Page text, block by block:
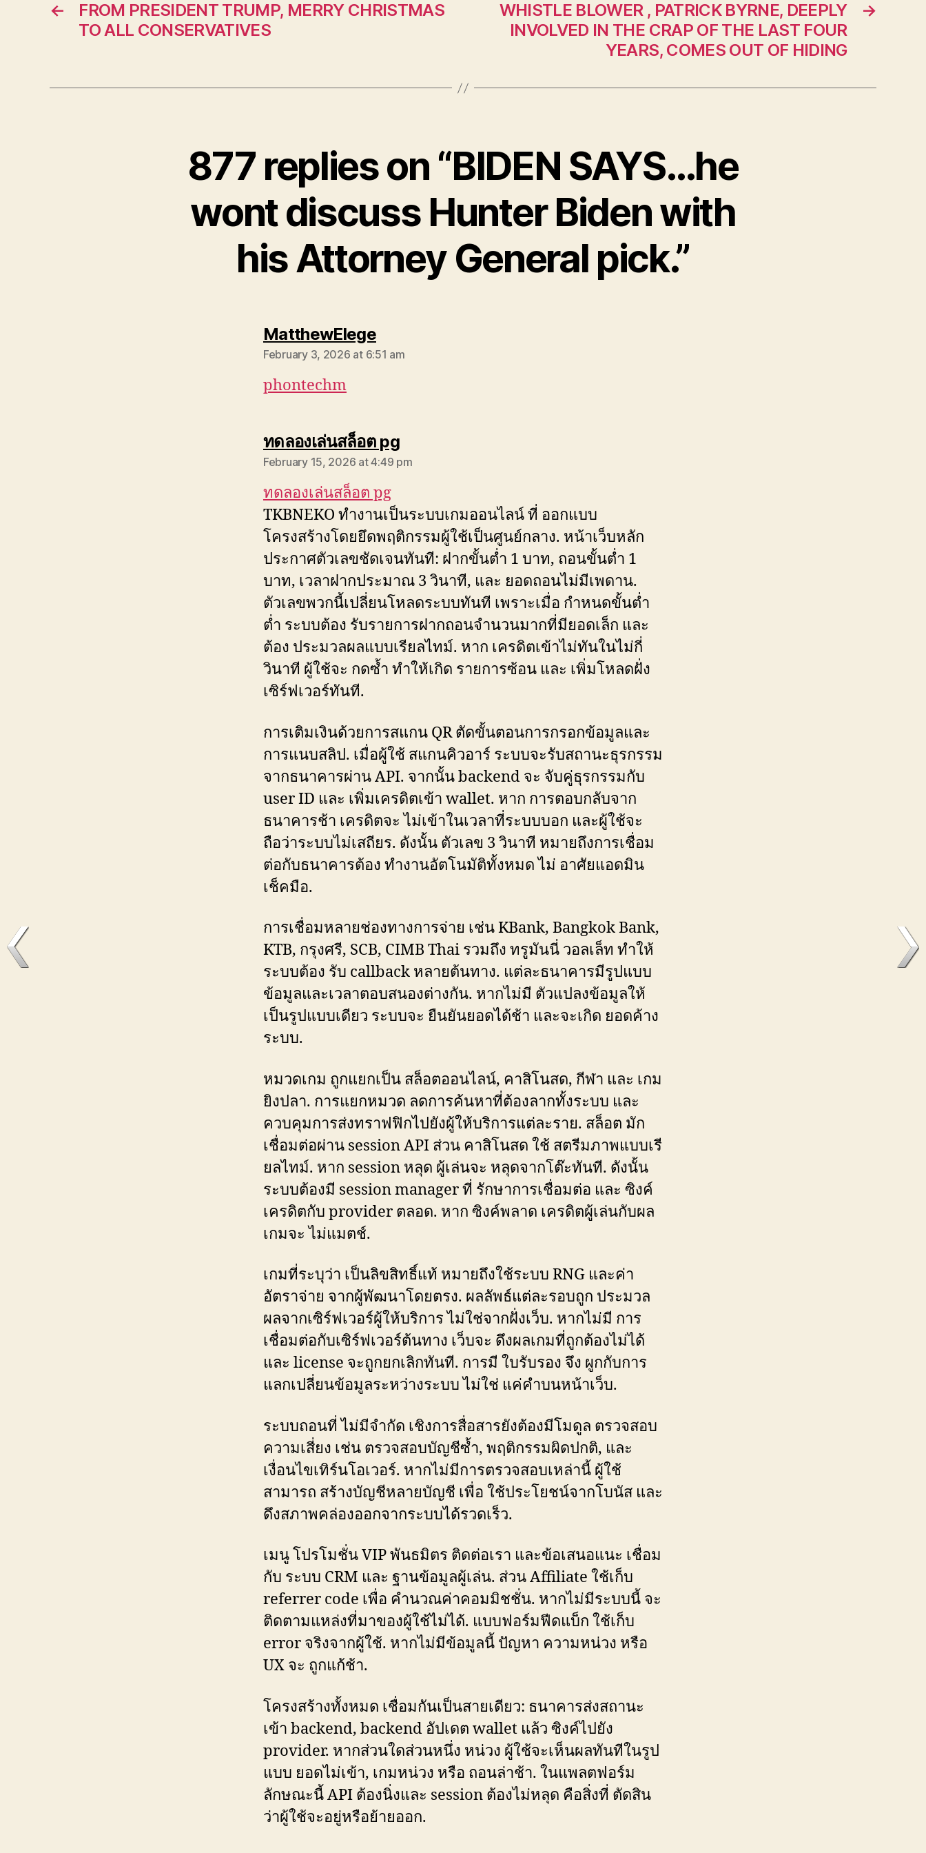
←
FROM PRESIDENT TRUMP, MERRY CHRISTMAS
TO ALL CONSERVATIVES
→
WHISTLE BLOWER , PATRICK BYRNE, DEEPLY
INVOLVED IN THE CRAP OF THE LAST FOUR
YEARS, COMES OUT OF HIDING
877 replies on “BIDEN SAYS…he
wont discuss Hunter Biden with
his Attorney General pick.”
MatthewElegesays:
February 3, 2026 at 6:51 am
phontechm
ทดลองเล่นสล็อต pgsays:
February 15, 2026 at 4:49 pm
ทดลองเล่นสล็อต pg
TKBNEKO ทำงานเป็นระบบเกมออนไลน์ ที่ ออกแบบ
โครงสร้างโดยยึดพฤติกรรมผู้ใช้เป็นศูนย์กลาง. หน้าเว็บหลัก
ประกาศตัวเลขชัดเจนทันที: ฝากขั้นต่ำ 1 บาท, ถอนขั้นต่ำ 1
บาท, เวลาฝากประมาณ 3 วินาที, และ ยอดถอนไม่มีเพดาน.
ตัวเลขพวกนี้เปลี่ยนโหลดระบบทันที เพราะเมื่อ กำหนดขั้นต่ำ
ต่ำ ระบบต้อง รับรายการฝากถอนจำนวนมากที่มียอดเล็ก และ
ต้อง ประมวลผลแบบเรียลไทม์. หาก เครดิตเข้าไม่ทันในไม่กี่
วินาที ผู้ใช้จะ กดซ้ำ ทำให้เกิด รายการซ้อน และ เพิ่มโหลดฝั่ง
เซิร์ฟเวอร์ทันที.
การเติมเงินด้วยการสแกน QR ตัดขั้นตอนการกรอกข้อมูลและ
การแนบสลิป. เมื่อผู้ใช้ สแกนคิวอาร์ ระบบจะรับสถานะธุรกรรม
จากธนาคารผ่าน API. จากนั้น backend จะ จับคู่ธุรกรรมกับ
user ID และ เพิ่มเครดิตเข้า wallet. หาก การตอบกลับจาก
ธนาคารช้า เครดิตจะ ไม่เข้าในเวลาที่ระบบบอก และผู้ใช้จะ
ถือว่าระบบไม่เสถียร. ดังนั้น ตัวเลข 3 วินาที หมายถึงการเชื่อม
ต่อกับธนาคารต้อง ทำงานอัตโนมัติทั้งหมด ไม่ อาศัยแอดมิน
เช็คมือ.
การเชื่อมหลายช่องทางการจ่าย เช่น KBank, Bangkok Bank,
KTB, กรุงศรี, SCB, CIMB Thai รวมถึง ทรูมันนี่ วอลเล็ท ทำให้
ระบบต้อง รับ callback หลายต้นทาง. แต่ละธนาคารมีรูปแบบ
ข้อมูลและเวลาตอบสนองต่างกัน. หากไม่มี ตัวแปลงข้อมูลให้
เป็นรูปแบบเดียว ระบบจะ ยืนยันยอดได้ช้า และจะเกิด ยอดค้าง
ระบบ.
หมวดเกม ถูกแยกเป็น สล็อตออนไลน์, คาสิโนสด, กีฬา และ เกม
ยิงปลา. การแยกหมวด ลดการค้นหาที่ต้องลากทั้งระบบ และ
ควบคุมการส่งทราฟฟิกไปยังผู้ให้บริการแต่ละราย. สล็อต มัก
เชื่อมต่อผ่าน session API ส่วน คาสิโนสด ใช้ สตรีมภาพแบบเรี
ยลไทม์. หาก session หลุด ผู้เล่นจะ หลุดจากโต๊ะทันที. ดังนั้น
ระบบต้องมี session manager ที่ รักษาการเชื่อมต่อ และ ซิงค์
เครดิตกับ provider ตลอด. หาก ซิงค์พลาด เครดิตผู้เล่นกับผล
เกมจะ ไม่แมตช์.
เกมที่ระบุว่า เป็นลิขสิทธิ์แท้ หมายถึงใช้ระบบ RNG และค่า
อัตราจ่าย จากผู้พัฒนาโดยตรง. ผลลัพธ์แต่ละรอบถูก ประมวล
ผลจากเซิร์ฟเวอร์ผู้ให้บริการ ไม่ใช่จากฝั่งเว็บ. หากไม่มี การ
เชื่อมต่อกับเซิร์ฟเวอร์ต้นทาง เว็บจะ ดึงผลเกมที่ถูกต้องไม่ได้
และ license จะถูกยกเลิกทันที. การมี ใบรับรอง จึง ผูกกับการ
แลกเปลี่ยนข้อมูลระหว่างระบบ ไม่ใช่ แค่คำบนหน้าเว็บ.
ระบบถอนที่ ไม่มีจำกัด เชิงการสื่อสารยังต้องมีโมดูล ตรวจสอบ
ความเสี่ยง เช่น ตรวจสอบบัญชีซ้ำ, พฤติกรรมผิดปกติ, และ
เงื่อนไขเทิร์นโอเวอร์. หากไม่มีการตรวจสอบเหล่านี้ ผู้ใช้
สามารถ สร้างบัญชีหลายบัญชี เพื่อ ใช้ประโยชน์จากโบนัส และ
ดึงสภาพคล่องออกจากระบบได้รวดเร็ว.
เมนู โปรโมชั่น VIP พันธมิตร ติดต่อเรา และข้อเสนอแนะ เชื่อม
กับ ระบบ CRM และ ฐานข้อมูลผู้เล่น. ส่วน Affiliate ใช้เก็บ
referrer code เพื่อ คำนวณค่าคอมมิชชั่น. หากไม่มีระบบนี้ จะ
ติดตามแหล่งที่มาของผู้ใช้ไม่ได้. แบบฟอร์มฟีดแบ็ก ใช้เก็บ
error จริงจากผู้ใช้. หากไม่มีข้อมูลนี้ ปัญหา ความหน่วง หรือ
UX จะ ถูกแก้ช้า.
โครงสร้างทั้งหมด เชื่อมกันเป็นสายเดียว: ธนาคารส่งสถานะ
เข้า backend, backend อัปเดต wallet แล้ว ซิงค์ไปยัง
provider. หากส่วนใดส่วนหนึ่ง หน่วง ผู้ใช้จะเห็นผลทันทีในรูป
แบบ ยอดไม่เข้า, เกมหน่วง หรือ ถอนล่าช้า. ในแพลตฟอร์ม
ลักษณะนี้ API ต้องนิ่งและ session ต้องไม่หลุด คือสิ่งที่ ตัดสิน
ว่าผู้ใช้จะอยู่หรือย้ายออก.